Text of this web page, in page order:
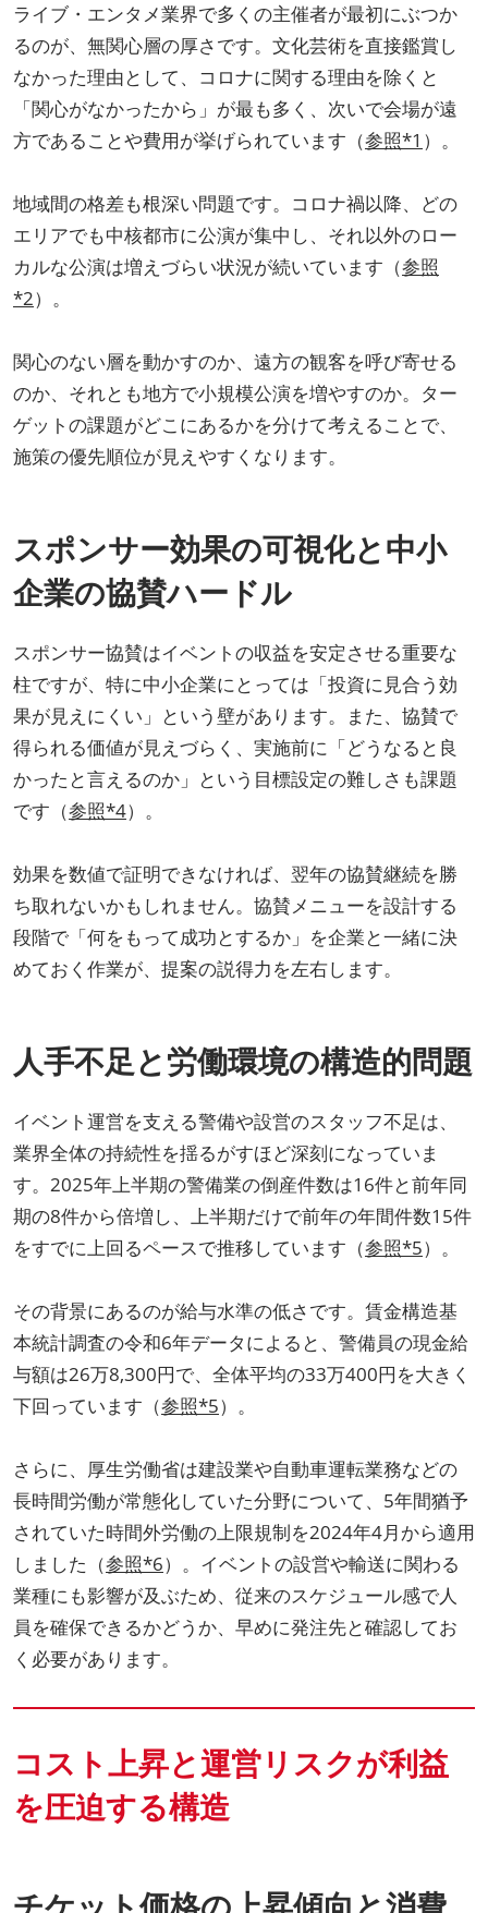
ライブ・エンタメ業界で多くの主催者が最初にぶつか
るのが、無関心層の厚さです。文化芸術を直接鑑賞し
なかった理由として、コロナに関する理由を除くと
「関心がなかったから」が最も多く、次いで会場が遠
方であることや費用が挙げられています（参照*1 ）。
地域間の格差も根深い問題です。コロナ禍以降、どの
エリアでも中核都市に公演が集中し、それ以外のロー
カルな公演は増えづらい状況が続いています（参照
*2）。
関心のない層を動かすのか、遠方の観客を呼び寄せる
のか、それとも地方で小規模公演を増やすのか。ター
ゲットの課題がどこにあるかを分けて考えることで、
施策の優先順位が見えやすくなります。
スポンサー効果の可視化と中小
企業の協賛ハードル
スポンサー協賛はイベントの収益を安定させる重要な
柱ですが、特に中小企業にとっては「投資に見合う効
果が見えにくい」という壁があります。また、協賛で
得られる価値が見えづらく、実施前に「どうなると良
かったと言えるのか」という目標設定の難しさも課題
です（参照*4）。
効果を数値で証明できなければ、翌年の協賛継続を勝
ち取れないかもしれません。協賛メニューを設計する
段階で「何をもって成功とするか」を企業と一緒に決
めておく作業が、提案の説得力を左右します。
人手不足と労働環境の構造的問題
イベント運営を支える警備や設営のスタッフ不足は、
業界全体の持続性を揺るがすほど深刻になっていま
す。2025年上半期の警備業の倒産件数は16件と前年同
期の8件から倍増し、上半期だけで前年の年間件数15件
をすでに上回るペースで推移しています（参照*5）。
その背景にあるのが給与水準の低さです。賃金構造基
本統計調査の令和6年データによると、警備員の現金給
与額は26万8,300円で、全体平均の33万400円を大きく
下回っています（参照*5）。
さらに、厚生労働省は建設業や自動車運転業務などの
長時間労働が常態化していた分野について、5年間猶予
されていた時間外労働の上限規制を2024年4月から適用
しました（参照*6）。イベントの設営や輸送に関わる
業種にも影響が及ぶため、従来のスケジュール感で人
員を確保できるかどうか、早めに発注先と確認してお
く必要があります。
コスト上昇と運営リスクが利益
を圧迫する構造